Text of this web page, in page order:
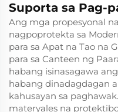
Suporta sa Pag-
Ang mga propesyonal
nagpoprotekta sa
para sa Apat na Tao na
para sa Canteen ng
habang isinasagawa
habang dinadagdagan
kahusayan sa
materyales na